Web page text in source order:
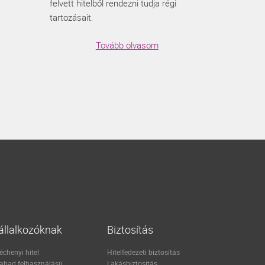
felvett hitelből rendezni tudja régi
tartozásait.
Tovább olvasom
hitel
Biztosítás
Hitelfedezeti biztosítás